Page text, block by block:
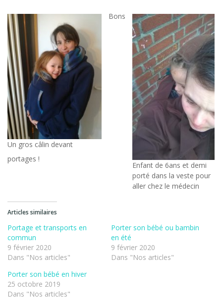
Un gros câlin devant
Enfant de 6ans et demi
porté dans la veste pour
aller chez le médecin
Bons
portages !
Articles similaires
Portage et transports en
commun
9 février 2020
Dans "Nos articles"
Porter son bébé ou bambin
en été
9 février 2020
Dans "Nos articles"
Porter son bébé en hiver
25 octobre 2019
Dans "Nos articles"